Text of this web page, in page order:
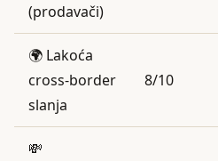
(prodavači)
🌍 Lakoća
cross-border
slanja
8/10
💸